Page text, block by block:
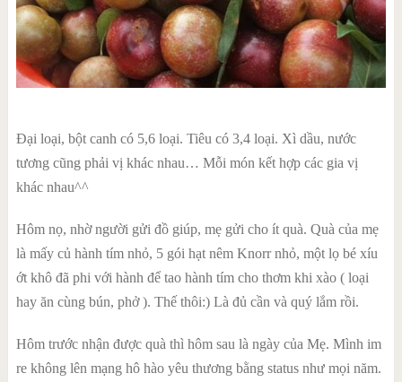
Đại loại, bột canh có 5,6 loại. Tiêu có 3,4 loại. Xì dầu, nước
tương cũng phải vị khác nhau… Mỗi món kết hợp các gia vị
khác nhau^^
Hôm nọ, nhờ người gửi đồ giúp, mẹ gửi cho ít quà. Quà của mẹ
là mấy củ hành tím nhỏ, 5 gói hạt nêm Knorr nhỏ, một lọ bé xíu
ớt khô đã phi với hành để tao hành tím cho thơm khi xào ( loại
hay ăn cùng bún, phở ). Thế thôi:) Là đủ cần và quý lắm rồi.
Hôm trước nhận được quà thì hôm sau là ngày của Mẹ. Mình im
re không lên mạng hô hào yêu thương bằng status như mọi năm.